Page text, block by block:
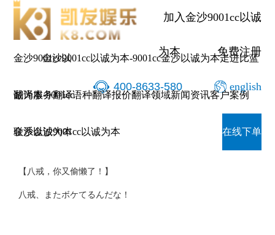
加入金沙9001cc以诚
为本 免费注册
400-8633-580 english
金沙9001cc以
诚为本-9001cc
金沙以诚为本
金沙9001cc以诚为本-9001cc金沙以诚为本走进比蓝
翻译服务翻译语种翻译报价翻译领域新闻资讯客户案例
联系金沙9001cc以诚为本 在线下单
黑神话字幕翻译日语
【八戒，你又偷懒了！】
八戒、またボケてるんだな！